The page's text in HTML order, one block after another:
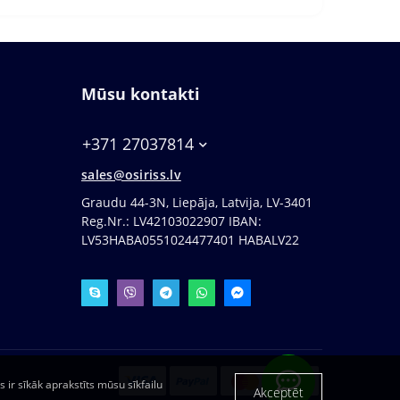
Mūsu kontakti
+371 27037814
sales@osiriss.lv
Graudu 44-3N, Liepāja, Latvija, LV-3401
Reg.Nr.: LV42103022907 IBAN:
LV53HABA0551024477401 HABALV22
ir sīkāk aprakstīts mūsu sīkfailu Akceptēt